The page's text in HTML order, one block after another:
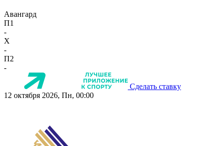
Авангард
П1
-
X
-
П2
-
Сделать ставку
12 октября 2026, Пн, 00:00